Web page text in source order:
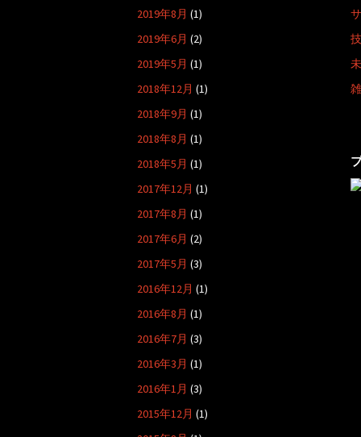
2019年8月 (1)
2019年6月 (2)
2019年5月 (1)
2018年12月 (1)
2018年9月 (1)
2018年8月 (1)
2018年5月 (1)
2017年12月 (1)
2017年8月 (1)
2017年6月 (2)
2017年5月 (3)
2016年12月 (1)
2016年8月 (1)
2016年7月 (3)
2016年3月 (1)
2016年1月 (3)
2015年12月 (1)